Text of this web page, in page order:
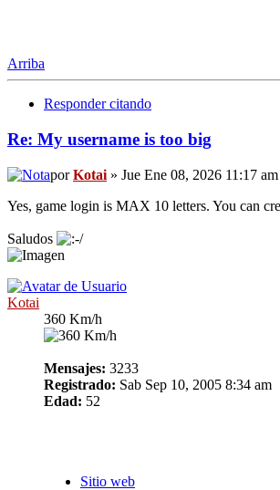
Arriba
Responder citando
Re: My username is too big
porKotai » Jue Ene 08, 2026 11:17 am
Yes, game login is MAX 10 letters. You can
Saludos
Kotai
360 Km/h
Mensajes: 3233
Registrado: Sab Sep 10, 2005 8:34 am
Edad: 52
Sitio web